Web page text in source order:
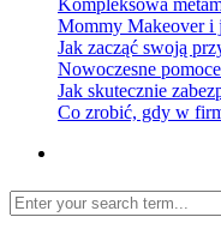
Kompleksowa
Mommy Makeover i
Jak zacząć swoją
Nowoczesne
Jak skutecznie
Co zrobić, gdy w